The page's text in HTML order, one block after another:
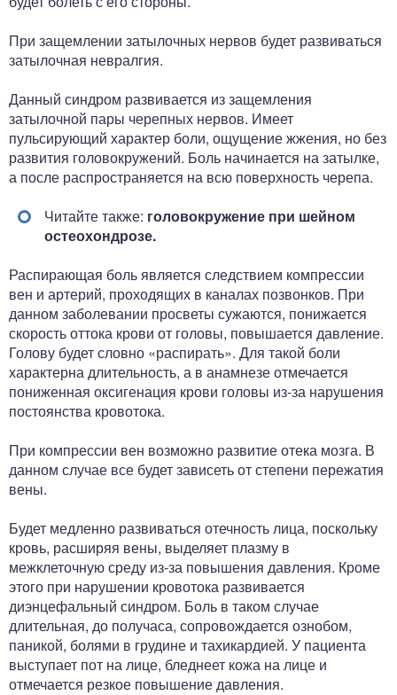
При защемлении затылочных нервов будет развиваться
затылочная невралгия.
Данный синдром развивается из защемления
затылочной пары черепных нервов. Имеет
пульсирующий характер боли, ощущение жжения, но без
развития головокружений. Боль начинается на затылке,
а после распространяется на всю поверхность черепа.
Читайте также: головокружение при шейном
остеохондрозе.
Распирающая боль является следствием компрессии
вен и артерий, проходящих в каналах позвонков. При
данном заболевании просветы сужаются, понижается
скорость оттока крови от головы, повышается давление.
Голову будет словно «распирать». Для такой боли
характерна длительность, а в анамнезе отмечается
пониженная оксигенация крови головы из-за нарушения
постоянства кровотока.
При компрессии вен возможно развитие отека мозга. В
данном случае все будет зависеть от степени пережатия
вены.
Будет медленно развиваться отечность лица, поскольку
кровь, расширяя вены, выделяет плазму в
межклеточную среду из-за повышения давления. Кроме
этого при нарушении кровотока развивается
диэнцефальный синдром. Боль в таком случае
длительная, до получаса, сопровождается ознобом,
паникой, болями в грудине и тахикардией. У пациента
выступает пот на лице, бледнеет кожа на лице и
отмечается резкое повышение давления.